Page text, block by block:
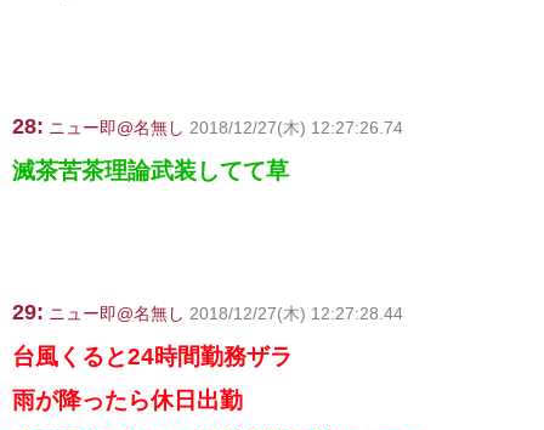
28: ニュー即@名無し 2018/12/27(木) 12:27:26.74
滅茶苦茶理論武装してて草
29: ニュー即@名無し 2018/12/27(木) 12:27:28.44
台風くると24時間勤務ザラ
雨が降ったら休日出勤